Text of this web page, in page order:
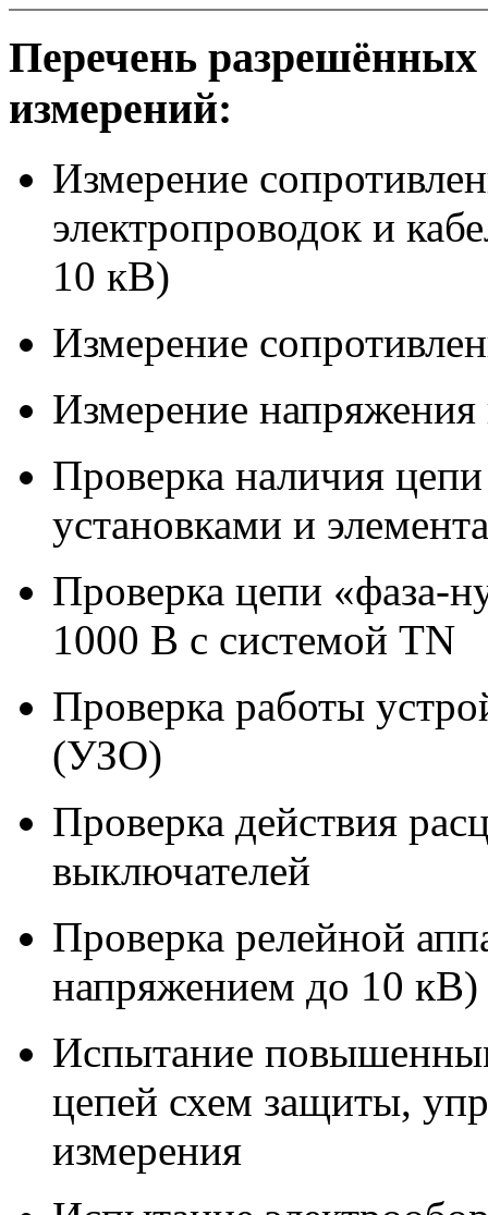
Перечень
измерений:
Измерение
электропроводок и
10 кВ)
Измерение
Измерение напряжения
Проверка наличия
установками и
Проверка цепи «фаза-
1000 В с системой TN
Проверка работы
(УЗО)
Проверка действия
выключателей
Проверка релейной
напряжением до 10 кВ)
Испытание
цепей схем защиты,
измерения